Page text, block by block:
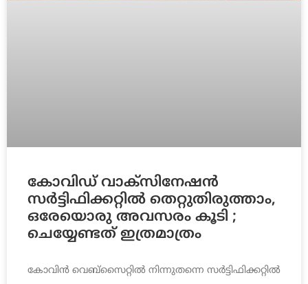
കോവിഡ് വാക്സിനേഷന്‍
സര്‍ട്ടിഫിക്കറ്റില്‍ തെറ്റുതിരുത്താം,
ഒരേയൊരു അവസരം കൂടി ;
ചെയ്യേണ്ടത് ഇത്രമാത്രം
കോവിന്‍ വെബ്‌സൈറ്റില്‍ നിന്നുതന്നെ സര്‍ട്ടിഫിക്കറ്റില്‍